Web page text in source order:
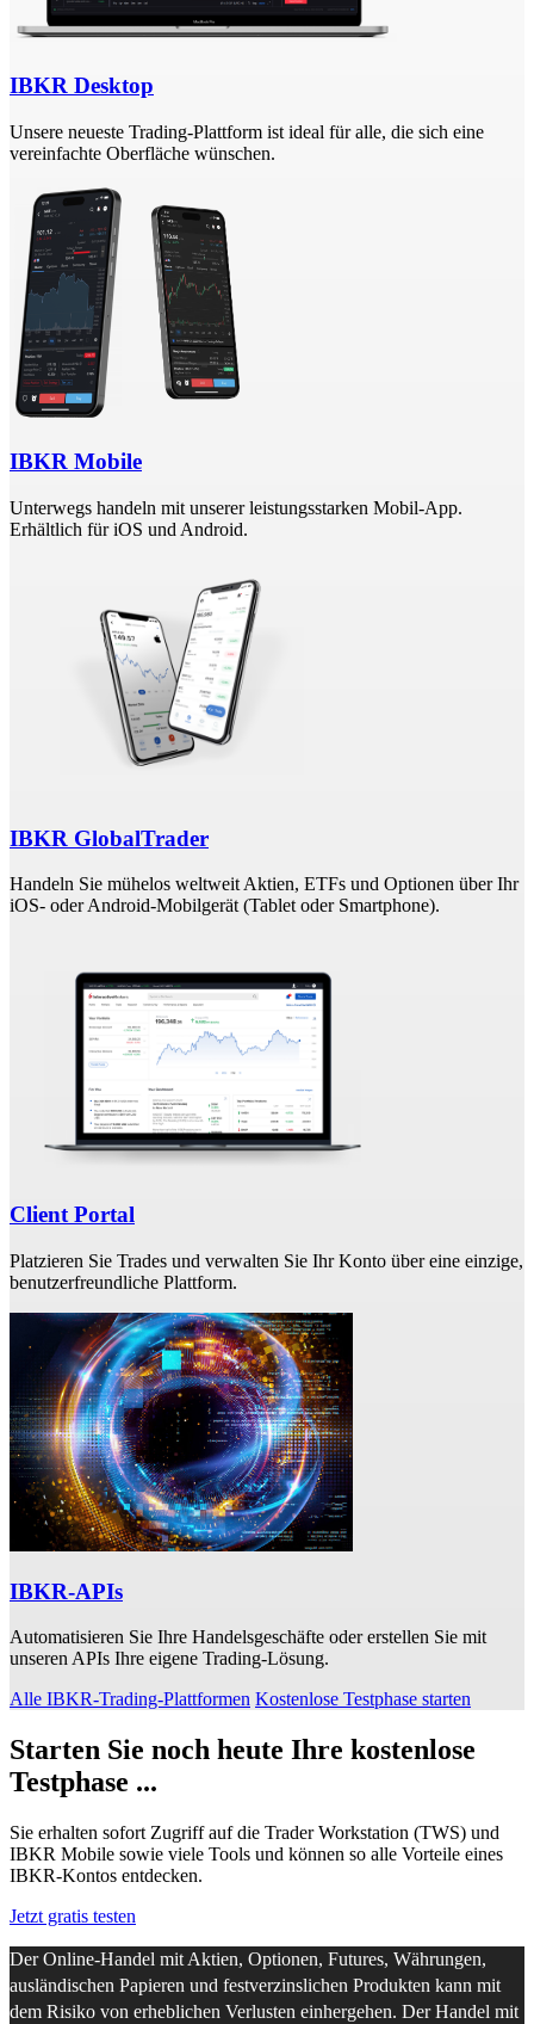
IBKR Desktop
Unsere neueste Trading-Plattform ist ideal für alle, die sich eine
vereinfachte Oberfläche wünschen.
IBKR Mobile
Unterwegs handeln mit unserer leistungsstarken Mobil-App.
Erhältlich für iOS und Android.
IBKR GlobalTrader
Handeln Sie mühelos weltweit Aktien, ETFs und Optionen über Ihr
iOS- oder Android-Mobilgerät (Tablet oder Smartphone).
Client Portal
Platzieren Sie Trades und verwalten Sie Ihr Konto über eine einzige,
benutzerfreundliche Plattform.
IBKR-APIs
Automatisieren Sie Ihre Handelsgeschäfte oder erstellen Sie mit
unseren APIs Ihre eigene Trading-Lösung.
Alle IBKR-Trading-Plattformen Kostenlose Testphase starten
Starten Sie noch heute Ihre kostenlose
Testphase ...
Sie erhalten sofort Zugriff auf die Trader Workstation (TWS) und
IBKR Mobile sowie viele Tools und können so alle Vorteile eines
IBKR-Kontos entdecken.
Jetzt gratis testen
Der Online-Handel mit Aktien, Optionen, Futures, Währungen,
ausländischen Papieren und festverzinslichen Produkten kann mit
dem Risiko von erheblichen Verlusten einhergehen. Der Handel mit